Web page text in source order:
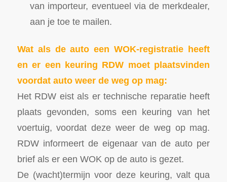
van importeur, eventueel via de merkdealer,
aan je toe te mailen.
Wat als de auto een WOK-registratie heeft
en er een keuring RDW moet plaatsvinden
voordat auto weer de weg op mag:
Het RDW eist als er technische reparatie heeft
plaats gevonden, soms een keuring van het
voertuig, voordat deze weer de weg op mag.
RDW informeert de eigenaar van de auto per
brief als er een WOK op de auto is gezet.
De (wacht)termijn voor deze keuring, valt qua